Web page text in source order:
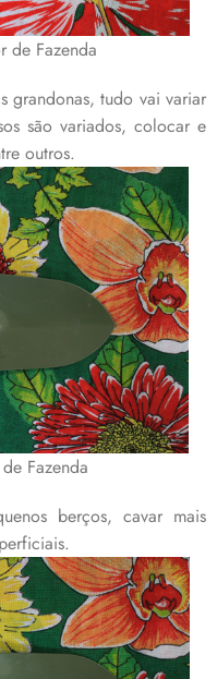
de Fazenda
grandonas, tudo vai variar
são variados, colocar e
outros.
Fazenda
berços, cavar mais